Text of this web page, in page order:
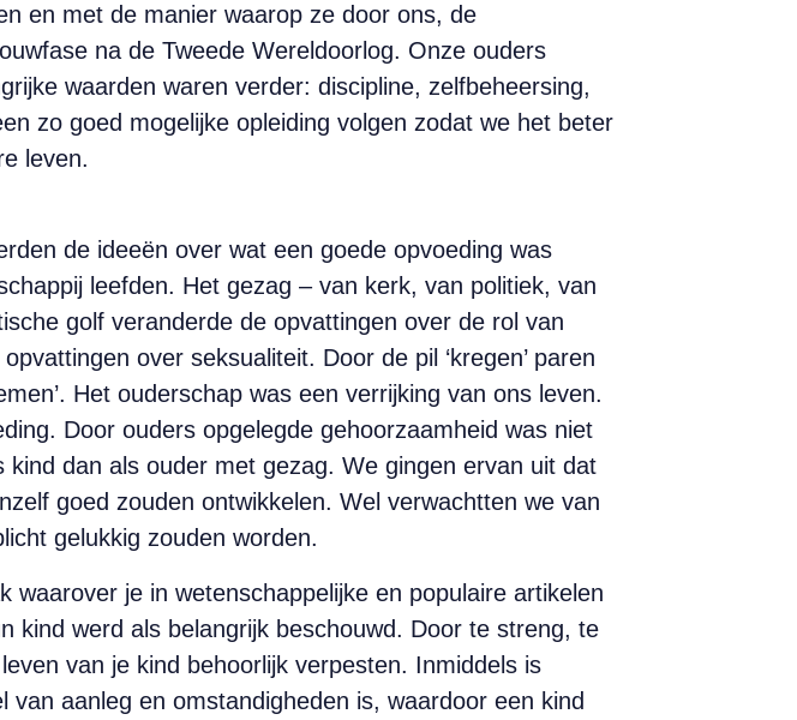
en met de manier waarop ze door ons, de
na de Tweede Wereldoorlog. Onze ouders
waarden waren verder: discipline, zelfbeheersing,
zo goed mogelijke opleiding volgen zodat we het beter
leven.
de ideeën over wat een goede opvoeding was
leefden. Het gezag – van kerk, van politiek, van
golf veranderde de opvattingen over de rol van
over seksualiteit. Door de pil ‘kregen’ paren
Het ouderschap was een verrijking van ons leven.
Door ouders opgelegde gehoorzaamheid was niet
dan als ouder met gezag. We gingen ervan uit dat
goed zouden ontwikkelen. Wel verwachtten we van
gelukkig zouden worden.
je in wetenschappelijke en populaire artikelen
kind werd als belangrijk beschouwd. Door te streng, te
van je kind behoorlijk verpesten. Inmiddels is
aanleg en omstandigheden is, waardoor een kind